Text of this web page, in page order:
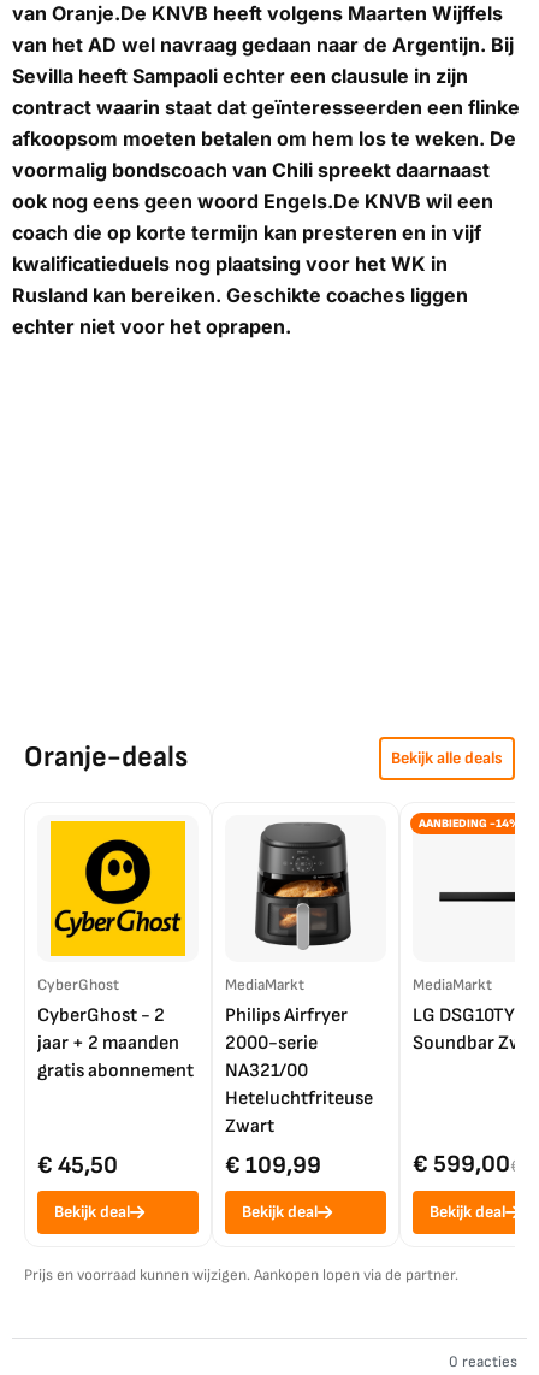
van Oranje.De KNVB heeft volgens Maarten Wijffels
van het AD wel navraag gedaan naar de Argentijn. Bij
Sevilla heeft Sampaoli echter een clausule in zijn
contract waarin staat dat geïnteresseerden een flinke
afkoopsom moeten betalen om hem los te weken. De
voormalig bondscoach van Chili spreekt daarnaast
ook nog eens geen woord Engels.De KNVB wil een
coach die op korte termijn kan presteren en in vijf
kwalificatieduels nog plaatsing voor het WK in
Rusland kan bereiken. Geschikte coaches liggen
echter niet voor het oprapen.
Oranje-deals Bekijk alle deals
CyberGhost
CyberGhost - 2
jaar + 2 maanden
gratis abonnement
€ 45,50
Bekijk deal
MediaMarkt
Philips Airfryer
2000-serie
NA321/00
Heteluchtfriteuse
Zwart
€ 109,99
Bekijk deal
AANBIEDING -14%
MediaMarkt
LG DSG10TY
Soundbar
€ 599,00€
Bekijk deal
Prijs en voorraad kunnen wijzigen. Aankopen lopen via de partner.
0 reacties